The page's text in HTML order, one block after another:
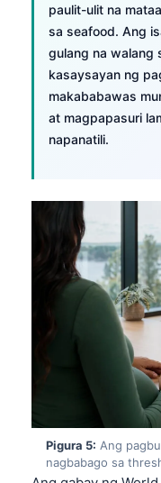
paulit-ulit na
sa seafood. Ang
gulang na walang
kasaysayan ng
makababawas
at magpapasuri
napanatili.
Pigura 5: Ang
nagbabago sa
Cebuano
Кыргызча
Татар теле
Беларуская
Esperanto
Frysk
Ślōnskŏ gŏdka
Norsk bokmål